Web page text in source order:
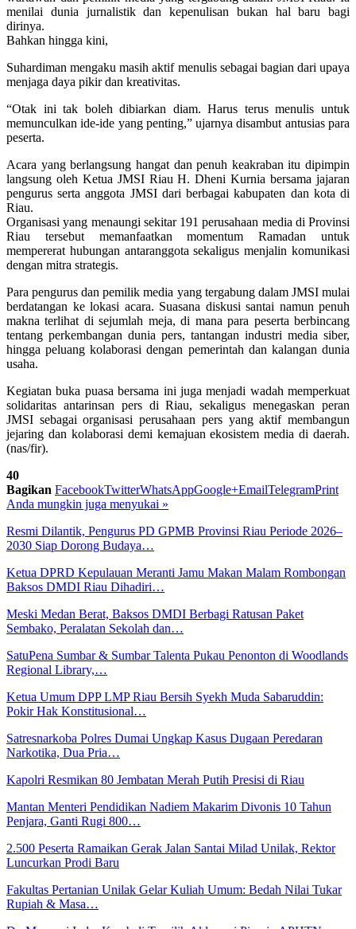
menilai dunia jurnalistik dan kepenulisan bukan hal baru bagi
dirinya.
Bahkan hingga kini,
Suhardiman mengaku masih aktif menulis sebagai bagian dari upaya
menjaga daya pikir dan kreativitas.
“Otak ini tak boleh dibiarkan diam. Harus terus menulis untuk
memunculkan ide-ide yang penting,” ujarnya disambut antusias para
peserta.
Acara yang berlangsung hangat dan penuh keakraban itu dipimpin
langsung oleh Ketua JMSI Riau H. Dheni Kurnia bersama jajaran
pengurus serta anggota JMSI dari berbagai kabupaten dan kota di
Riau.
Organisasi yang menaungi sekitar 191 perusahaan media di Provinsi
Riau tersebut memanfaatkan momentum Ramadan untuk
mempererat hubungan antaranggota sekaligus menjalin komunikasi
dengan mitra strategis.
Para pengurus dan pemilik media yang tergabung dalam JMSI mulai
berdatangan ke lokasi acara. Suasana diskusi santai namun penuh
makna terlihat di sejumlah meja, di mana para peserta berbincang
tentang perkembangan dunia pers, tantangan industri media siber,
hingga peluang kolaborasi dengan pemerintah dan kalangan dunia
usaha.
Kegiatan buka puasa bersama ini juga menjadi wadah memperkuat
solidaritas antarinsan pers di Riau, sekaligus menegaskan peran
JMSI sebagai organisasi perusahaan pers yang aktif membangun
jejaring dan kolaborasi demi kemajuan ekosistem media di daerah.
(nas/fir).
40
Bagikan FacebookTwitterWhatsAppGoogle+EmailTelegramPrint
Anda mungkin juga menyukai »
Resmi Dilantik, Pengurus PD GPMB Provinsi Riau Periode 2026–
2030 Siap Dorong Budaya…
Ketua DPRD Kepulauan Meranti Jamu Makan Malam Rombongan
Baksos DMDI Riau Dihadiri…
Meski Medan Berat, Baksos DMDI Berbagi Ratusan Paket
Sembako, Peralatan Sekolah dan…
SatuPena Sumbar & Sumbar Talenta Pukau Penonton di Woodlands
Regional Library,…
Ketua Umum DPP LMP Riau Bersih Syekh Muda Sabaruddin:
Pokir Hak Konstitusional…
Satresnarkoba Polres Dumai Ungkap Kasus Dugaan Peredaran
Narkotika, Dua Pria…
Kapolri Resmikan 80 Jembatan Merah Putih Presisi di Riau
Mantan Menteri Pendidikan Nadiem Makarim Divonis 10 Tahun
Penjara, Ganti Rugi 800…
2.500 Peserta Ramaikan Gerak Jalan Santai Milad Unilak, Rektor
Luncurkan Prodi Baru
Fakultas Pertanian Unilak Gelar Kuliah Umum: Bedah Nilai Tukar
Rupiah & Masa…